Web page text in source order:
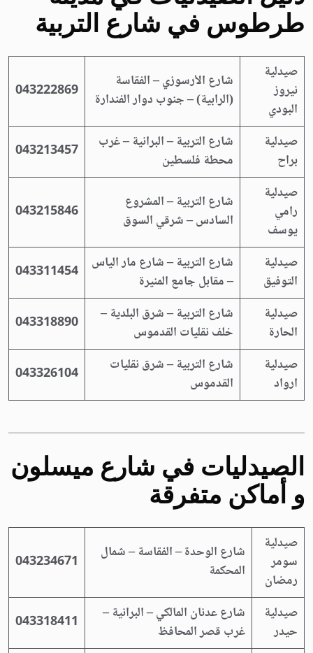
طرطوس في شارع التربية
صيدلية
نيروز
البودي
شارع الأرسوزي – الفقاسة
(الرابية) – جنوب دوار الفندارة
043222869
صيدلية
براح
شارع التربية – البرانية – غرب
محطة فلسطين
043213457
صيدلية
رامي
يوسف
شارع التربية – المشروع
السادس – شرقي السوق
043215846
صيدلية
التوفيق
شارع التربية – شارع مار الياس
– مقابل جامع المنيرة
043311454
صيدلية
الحارة
شارع التربية – شرق البلدية –
خلف نقليات القدموس
043318890
صيدلية
ارواد
شارع التربية – شرق نقليات
القدموس
043326104
الصيدليات في شارع ميسلون
و أماكن متفرقة
صيدلية
سومر
رمضان
شارع الوحدة – الفقاسة – شمال
المحكمة
043234671
صيدلية
حيدر
شارع عدنان المالكي – البرانية –
غرب قصر المحافظ
043318411